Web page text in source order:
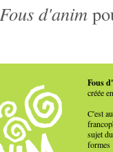
Fous d'anim
Fous
créée
C'est
sujet
formes